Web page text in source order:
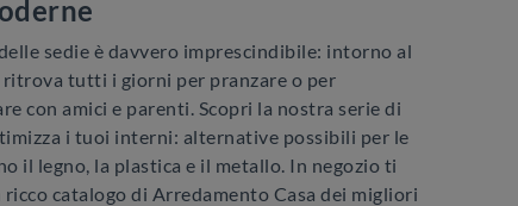
sedie è davvero imprescindibile: intorno al
tutti i giorni per pranzare o per
con amici e parenti. Scopri la nostra serie di
i tuoi interni: alternative possibili per le
il legno, la plastica e il metallo. In negozio ti
catalogo di Arredamento Casa dei migliori